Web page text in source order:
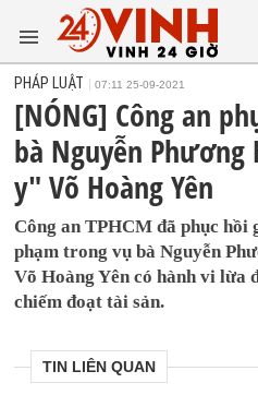
PHÁP LUẬT 07:11 25-09-2021
[NÓNG] Công an
bà Nguyễn
y" Võ Hoàng Yên
Công an TPHCM đã phục
phạm trong vụ bà Nguyễn
Võ Hoàng Yên có hành vi lừa
chiếm đoạt tài sản.
TIN LIÊN QUAN